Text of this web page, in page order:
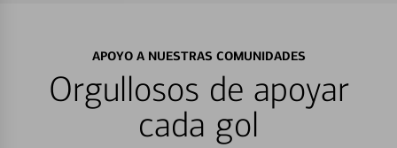
APOYO A NUESTRAS COMUNIDADES
Orgullosos de apoyar
cada gol